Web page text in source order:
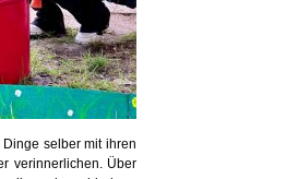
selber mit ihren
verinnerlichen. Über